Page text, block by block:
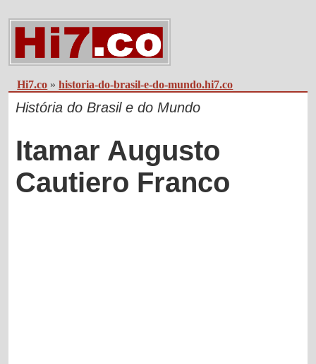
Hi7.co »historia-do-brasil-e-do-mundo.hi7.co
História do Brasil e do Mundo
Itamar Augusto
Cautiero Franco